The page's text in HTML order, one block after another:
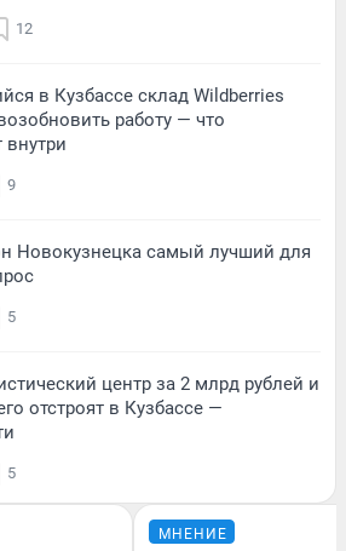
12
в Кузбассе склад Wildberries
работу — что
внутри
9
Новокузнецка самый лучший для
5
центр за 2 млрд рублей и
отстроят в Кузбассе —
5
МНЕНИЕ